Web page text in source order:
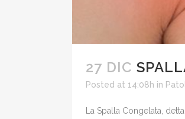
27 DIC
Posted at 14:08h in
La Spalla Congelata,